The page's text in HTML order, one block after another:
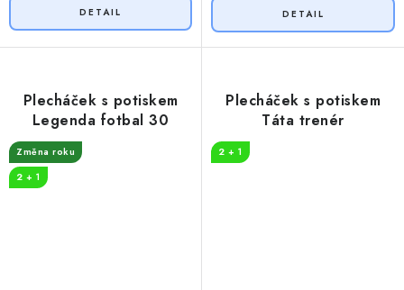
Plecháček s potiskem
Legenda fotbal 30
Změna roku
2 + 1
Plecháček s potiskem
Táta trenér
2 + 1